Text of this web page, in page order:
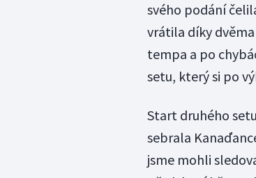
svého podání
vrátila díky
tempa a po
setu, který si po
Start druhého
sebrala
jsme mohli